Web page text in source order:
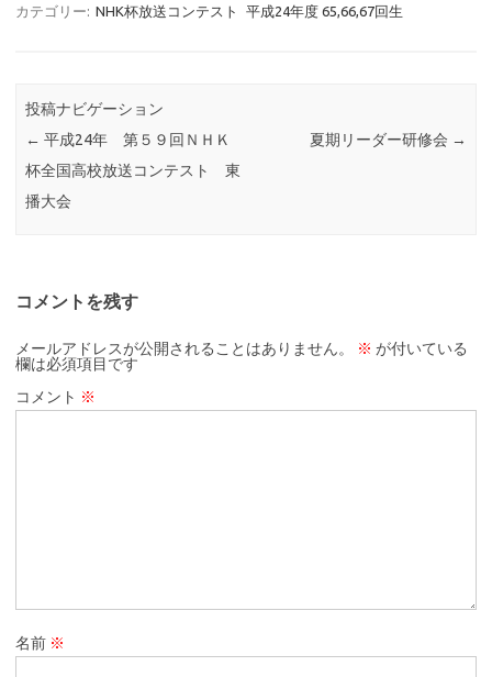
カテゴリー: NHK杯放送コンテスト 平成24年度 65,66,67回生
投稿ナビゲーション
← 平成24年 第５９回ＮＨＫ
杯全国高校放送コンテスト 東
播大会
夏期リーダー研修会 →
コメントを残す
メールアドレスが公開されることはありません。 ※ が付いている
欄は必須項目です
コメント ※
名前 ※